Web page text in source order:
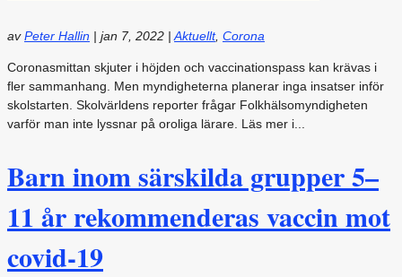
avPeter Hallin | jan 7, 2022 | Aktuellt, Corona
Coronasmittan skjuter i höjden och vaccinationspass kan krävas i
fler sammanhang. Men myndigheterna planerar inga insatser inför
skolstarten. Skolvärldens reporter frågar Folkhälsomyndigheten
varför man inte lyssnar på oroliga lärare. Läs mer i...
Barn inom särskilda grupper 5–
11 år rekommenderas vaccin mot
covid-19